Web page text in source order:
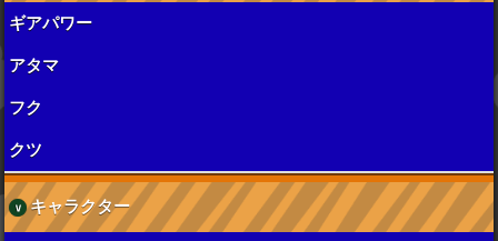
ギアパワー
アタマ
フク
クツ
キャラクター